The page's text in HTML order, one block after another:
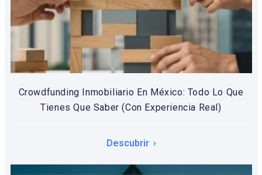
Crowdfunding Inmobiliario En México: Todo Lo Que
Tienes Que Saber (Con Experiencia Real)
Descubrir